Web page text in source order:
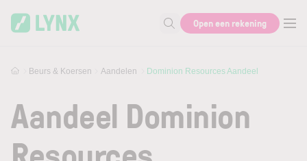
Zoek naar informatie
Open een rekening
Beurs & Koersen Aandelen Dominion Resources Aandeel
Aandeel Dominion